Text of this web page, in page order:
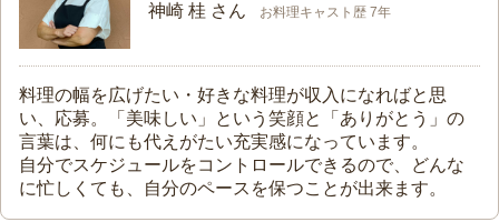
神崎 桂 さん お料理キャスト歴 7年
料理の幅を広げたい・好きな料理が収入になればと思
い、応募。「美味しい」という笑顔と「ありがとう」の
言葉は、何にも代えがたい充実感になっています。
自分でスケジュールをコントロールできるので、どんな
に忙しくても、自分のペースを保つことが出来ます。